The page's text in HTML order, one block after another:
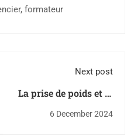
formateur
Next post
La prise de poids et la
peur du manque :
6 December 2024